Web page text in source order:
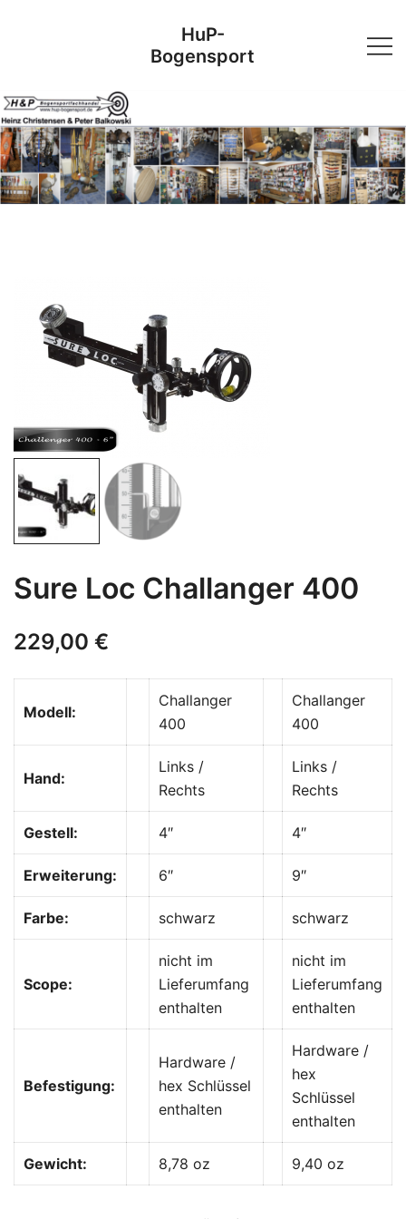
HuP-
Bogensport
Sure Loc Challanger 400
229,00 €
Modell:
Challanger
400
Challanger
400
Hand:
Links /
Rechts
Links /
Rechts
Gestell: 4″ 4″
Erweiterung: 6″ 9″
Farbe: schwarz schwarz
Scope:
nicht im
Lieferumfang
enthalten
nicht im
Lieferumfang
enthalten
Befestigung:
Hardware /
hex Schlüssel
enthalten
Hardware /
hex
Schlüssel
enthalten
Gewicht: 8,78 oz 9,40 oz